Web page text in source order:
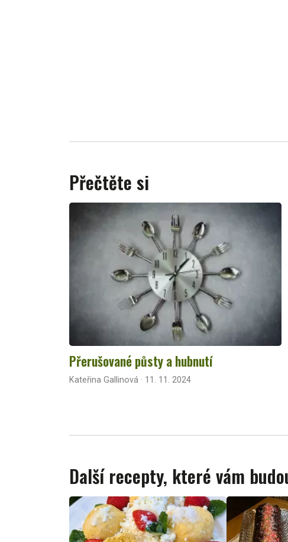
Přečtěte si
Přerušované půsty a hubnutí
Kateřina Gallinová · 11. 11. 2024
Další recepty, které vám